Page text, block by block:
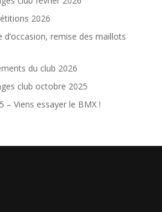
2026
d’occasion, remise des maillots
du club 2026
club octobre 2025
– Viens essayer le BMX !